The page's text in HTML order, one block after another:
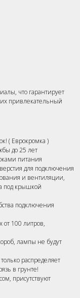
что гарантирует
их привлекательный
( Еврокромка )
до 25 лет
питания
для подключения
и вентиляции,
под крышкой
подключения
100 литров,
лампы не будут
распределяет
в грунте!
присутствуют